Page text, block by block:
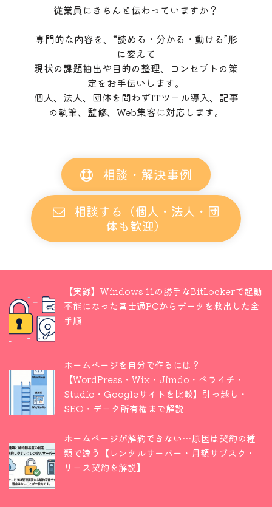
従業員にきちんと伝わっていますか？
専門的な内容を、“読める・分かる・動ける”形
に変えて
現状の課題抽出や目的の整理、コンセプトの策
定をお手伝いします。
個人、法人、団体を問わずITツール導入、記事
の執筆、監修、Web集客に対応します。
相談・解決事例
相談する（個人・法人・団
体も歓迎）
【実録】Windows 11の勝手なBitLockerで起動
不能になった富士通PCからデータを救出した全
手順
ホームページを自分で作るには？
【WordPress・Wix・Jimdo・ペライチ・
Studio・Googleサイトを比較】引っ越し・
SEO・データ所有権まで解説
ホームページが解約できない…原因は契約の種
類で違う【レンタルサーバー・月額サブスク・
リース契約を解説】